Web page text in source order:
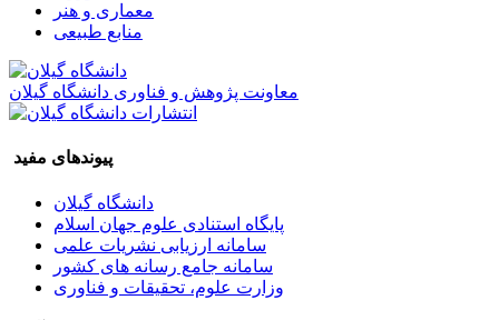
معماری و هنر
منابع طبیعی
معاونت پژوهش و فناوری دانشگاه گیلان
پیوندهای مفید
دانشگاه گیلان
پایگاه استنادی علوم جهان اسلام
سامانه ارزیابی نشریات علمی
سامانه جامع رسانه های کشور
وزارت علوم، تحقیقات و فناوری